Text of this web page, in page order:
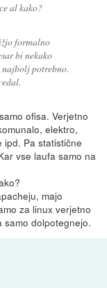
al kako?
formalno
bi nekako
potrebno.
ofisa. Verjetno
elektro,
ipd. Pa statistične
vse laufa samo na
majo
za linux verjetno
samo dolpotegnejo.